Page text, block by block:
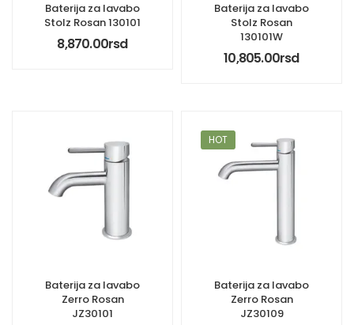
Baterija za lavabo
Stolz Rosan 130101
8,870.00rsd
Baterija za lavabo
Stolz Rosan
130101W
10,805.00rsd
Baterija za lavabo
Zerro Rosan
JZ30101
HOT
Baterija za lavabo
Zerro Rosan
JZ30109